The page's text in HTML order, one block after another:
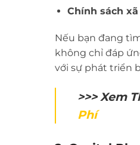
Chính sách
Nếu bạn đang
không chỉ đáp
với sự phát triển
>>> Xem
Phí